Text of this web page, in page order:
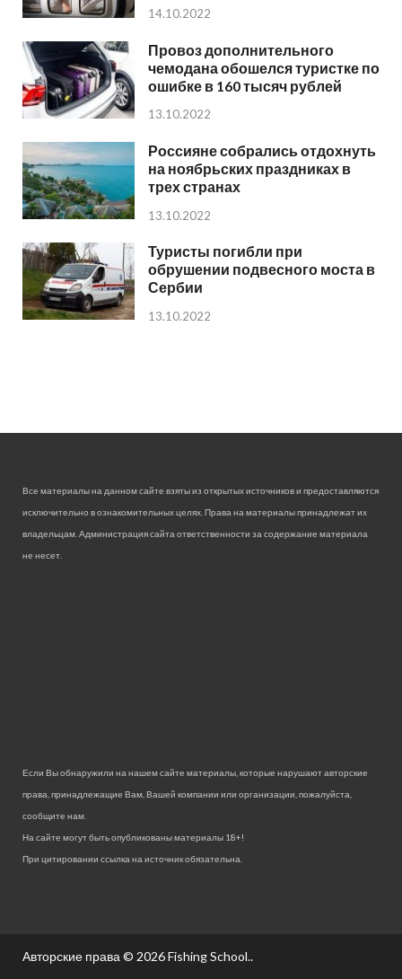
14.10.2022
Провоз дополнительного
чемодана обошелся туристке по
ошибке в 160 тысяч рублей
13.10.2022
Россияне собрались отдохнуть
на ноябрьских праздниках в
трех странах
13.10.2022
Туристы погибли при
обрушении подвесного моста в
Сербии
13.10.2022
Все материалы на данном сайте взяты из открытых источников и предоставляются
исключительно в ознакомительных целях. Права на материалы принадлежат их
владельцам. Администрация сайта ответственности за содержание материала
не несет.
Если Вы обнаружили на нашем сайте материалы, которые нарушают авторские
права, принадлежащие Вам, Вашей компании или организации, пожалуйста,
сообщите нам.
На сайте могут быть опубликованы материалы 18+!
При цитировании ссылка на источник обязательна.
Авторские права © 2026Fishing School..